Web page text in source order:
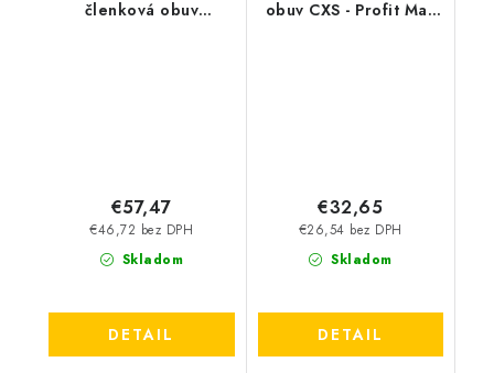
členková obuv
Skladom
€46,72 bez DPH
€57,47
DETAIL
obuv CXS - Profit Max
Skladom
€26,54 bez DPH
€32,65
DETAIL